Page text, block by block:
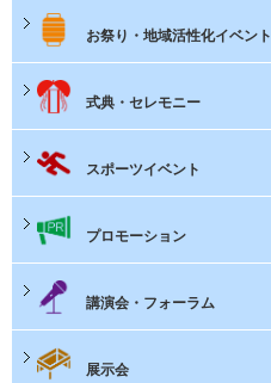
お祭り・地域活性化イベント
式典・セレモニー
スポーツイベント
プロモーション
講演会・フォーラム
展示会